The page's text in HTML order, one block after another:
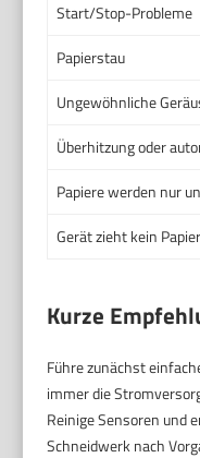
Start/Stop-Probleme
Papierstau
Ungewöhnliche
Überhitzung oder
Papiere werden nur
Gerät zieht kein Papier
Kurze
Führe zunächst
immer die
Reinige Sensoren und
Schneidwerk nach